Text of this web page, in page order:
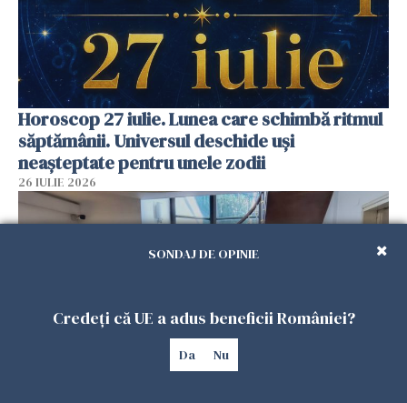
Horoscop 27 iulie. Lunea care schimbă ritmul
săptămânii. Universul deschide uși
neașteptate pentru unele zodii
26 IULIE 2026
SONDAJ DE OPINIE
Credeți că UE a adus beneficii României?
Da Nu